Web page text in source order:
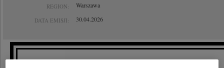
REGION: Warszawa
DATA EMISJI: 30.04.2026